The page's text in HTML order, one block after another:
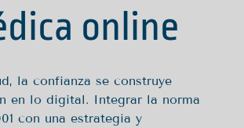
online
la confianza se construye
en lo digital. Integrar la norma
con una estrategia y